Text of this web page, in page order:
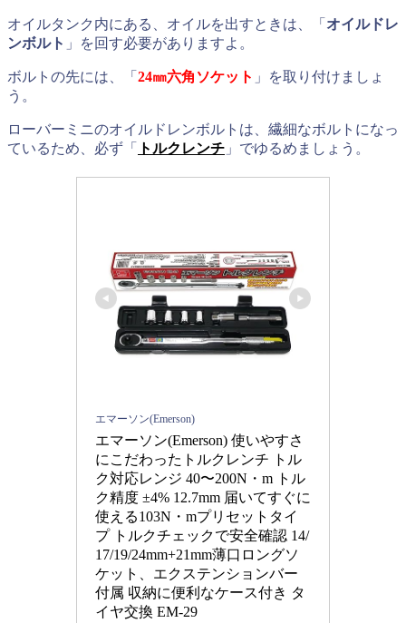
オイルタンク内にある、オイルを出すときは、「 オイルドレ
ンボルト 」を回す必要がありますよ。
ボルトの先には、「 24㎜六角ソケット 」を取り付けましょ
う。
ローバーミニのオイルドレンボルトは、繊細なボルトになっ
ているため、必ず「
トルクレンチ 」でゆるめましょう。
エマーソン(Emerson)
エマーソン(Emerson) 使いやすさ
にこだわったトルクレンチ トル
ク対応レンジ 40〜200N・m トル
ク精度 ±4% 12.7mm 届いてすぐに
使える103N・mプリセットタイ
プ トルクチェックで安全確認 14/
17/19/24mm+21mm薄口ロングソ
ケット、エクステンションバー
付属 収納に便利なケース付き タ
イヤ交換 EM-29